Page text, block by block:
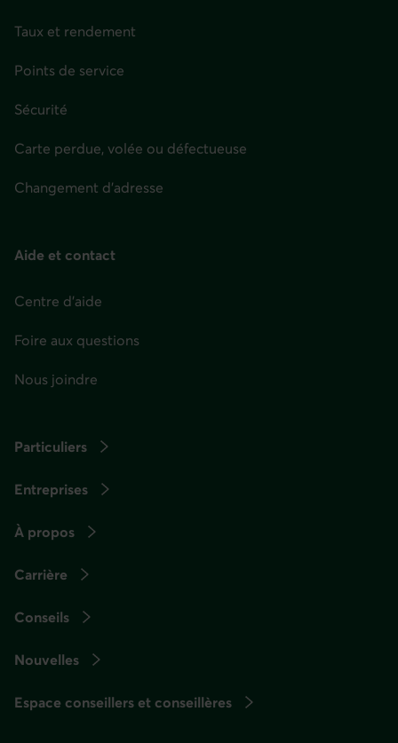
Taux et rendement
Points de service
Sécurité
Carte perdue, volée ou défectueuse
Changement d'adresse
Aide et contact
Centre d'aide
Foire aux questions
Nous joindre
Particuliers
Entreprises
À propos
Carrière
Conseils
Nouvelles
Espace conseillers et conseillères